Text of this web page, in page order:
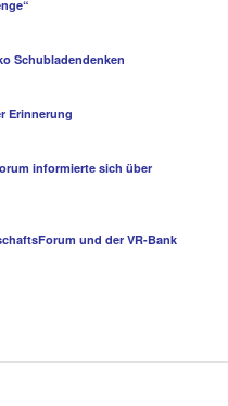
Schubladendenken
Erinnerung
informierte sich über
und der VR-Bank